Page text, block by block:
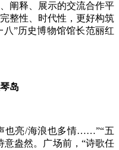
阐释、展示的交流合作平
整性、时代性，更好构筑
八”历史博物馆馆长范丽红
岛
亮/海浪也多情……”“五
意盎然。广场前，“诗歌任